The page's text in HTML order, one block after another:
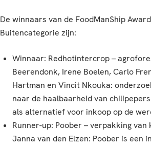
De winnaars van de FoodManShip
Buitencategorie zijn:
Winnaar: Redhotintercrop –
Beerendonk, Irene Boelen, Carlo
Hartman en Vincit Nkouka:
naar de haalbaarheid van
als alternatief voor inkoop op de
Runner-up: Poober – verpakking
Janna van den Elzen: Poober is een